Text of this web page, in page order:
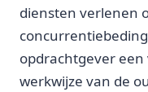
diensten verlenen
opdrachtgever
werkwijze van de